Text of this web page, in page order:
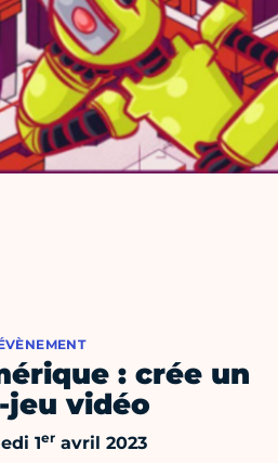
: crée un
jeu vidéo
1er avril 2023